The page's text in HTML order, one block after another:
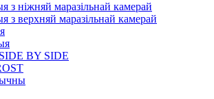
з ніжняй маразільнай камерай
з верхняй маразільнай камерай
BY SIDE